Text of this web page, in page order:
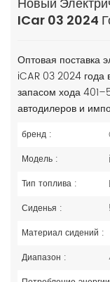
ICar 03 2024
Оптовая поставка
iCAR 03 2024 года
запасом хода
автодилеров и
бренд :
Модель :
Тип топлива :
Сиденья :
Материал сидений :
Диапазон :